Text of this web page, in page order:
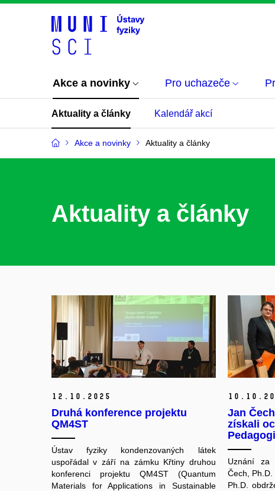
Akce a novinky Pro uchazeče
Aktuality a články Kalendář akcí
Akce a novinky Aktuality a články
Aktuality a články
12. 10. 2025
Druhá konference projektu
QM4ST
Ústav fyziky kondenzovaných látek
uspořádal v září na zámku Křtiny druhou
konferenci projektu QM4ST (Quantum
Materials for Applications in Sustainable
10. 10.
Jan
získali
Uznání za
Čech, Ph.D.
Ph.D.